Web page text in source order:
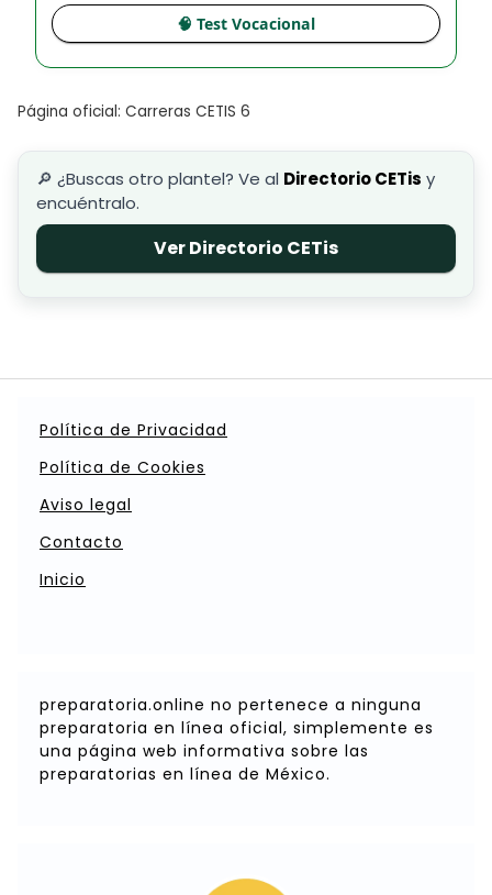
🧠 Test Vocacional
Página oficial: Carreras CETIS 6
🔎 ¿Buscas otro plantel? Ve al Directorio CETis y
encuéntralo.
Ver Directorio CETis
Política de Privacidad
Política de Cookies
Aviso legal
Contacto
Inicio
preparatoria.online no pertenece a ninguna
preparatoria en línea oficial, simplemente es
una página web informativa sobre las
preparatorias en línea de México.